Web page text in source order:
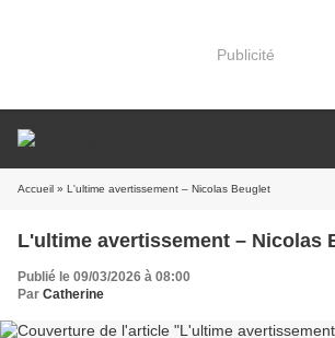
Publicité
Accueil » L'ultime avertissement – Nicolas Beuglet
L'ultime
Publié le 09/03/2026 à 08:00
Par Catherine